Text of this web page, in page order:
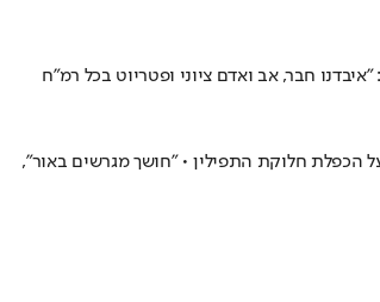
נבות תל צור כתב עליו: "איבדנו חבר, אב ואדם ציוני ופטריוט בכל רמ"ח
הכפלת חלוקת התפילין • "חושך מגרשים באור",